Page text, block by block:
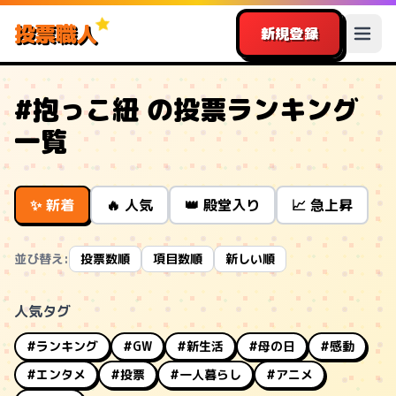
投票職人 新規登録
#抱っこ紐 の投票ランキング
一覧
✨ 新着 🔥 人気 👑 殿堂入り 📈 急上昇
並び替え: 投票数順 項目数順 新しい順
人気タグ
#ランキング #GW #新生活 #母の日
#感動
#エンタメ
#投票 #一人暮らし
#アニメ